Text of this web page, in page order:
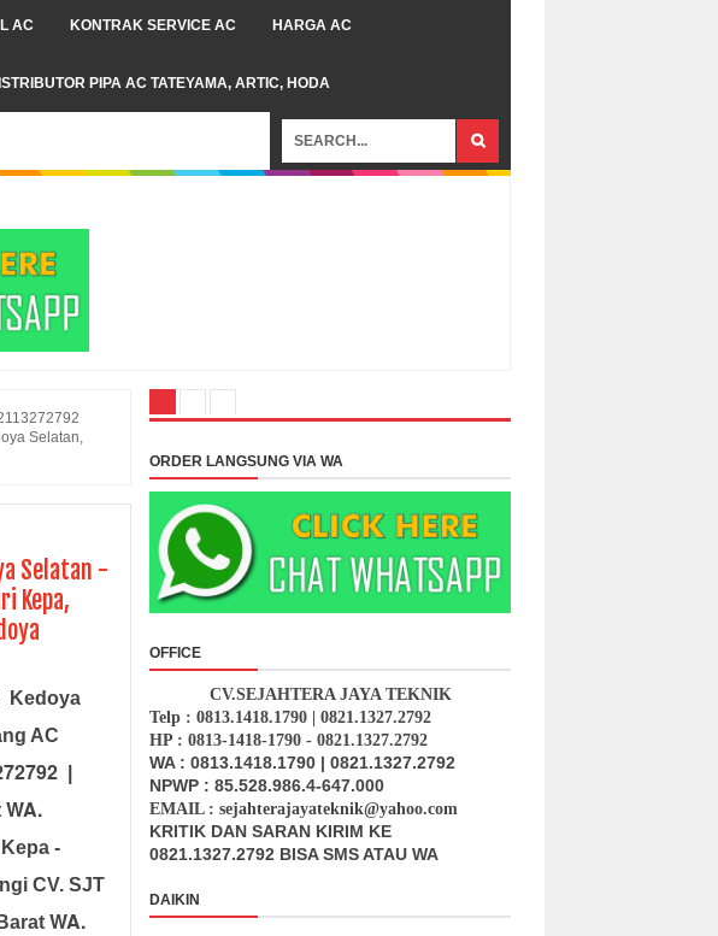
AC KONTRAK SERVICE AC HARGA AC
PIPA AC TATEYAMA, ARTIC, HODA
Selatan,
Selatan -
Kepa,
Kedoya
AC
WA.
-
CV. SJT
WA.
ORDER LANGSUNG VIA WA
OFFICE
CV.SEJAHTERA JAYA TEKNIK
Telp : 0813.1418.1790 | 0821.1327.2792
HP : 0813-1418-1790 - 0821.1327.2792
WA : 0813.1418.1790 | 0821.1327.2792
NPWP : 85.528.986.4-647.000
EMAIL : sejahterajayateknik@yahoo.com
KRITIK DAN SARAN KIRIM KE
0821.1327.2792 BISA SMS ATAU WA
DAIKIN